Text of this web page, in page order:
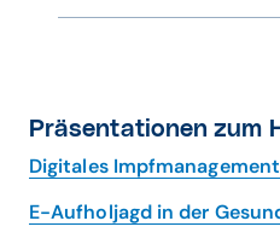
Erfahrungsbericht zu
Präsentationen zum
Digitales
E-Aufholjagd in der